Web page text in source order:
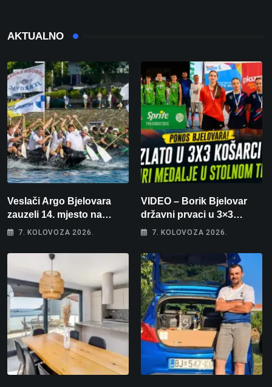
AKTUALNO
Veslači Argo Bjelovara
zauzeli 14. mjesto na
brzincu
7. KOLOVOZA 2026.
VIDEO – Borik Bjelovar
državni prvaci u 3×3
košarci, Klara Končar je
stolnom tenisu!
7. KOLOVOZA 2026.